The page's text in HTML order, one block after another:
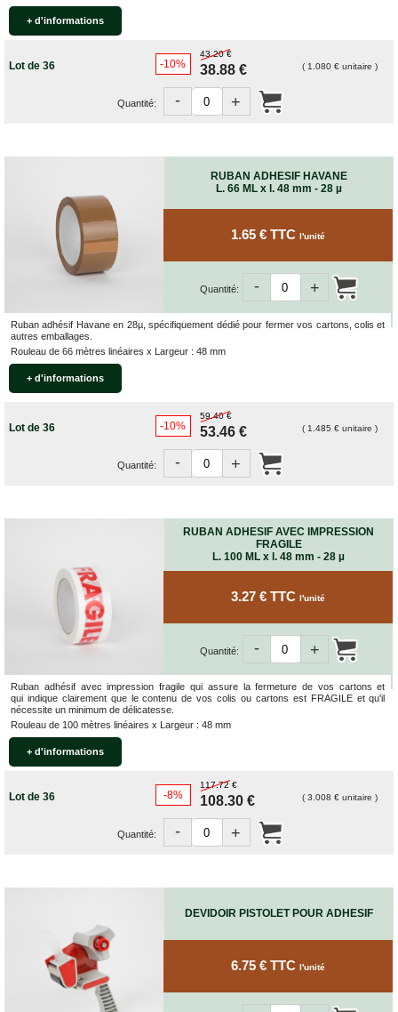
+ d'informations
Lot de 36 -10%
43.20 €
38.88 € ( 1.080 € unitaire )
Quantité: +
-
RUBAN ADHESIF HAVANE
L. 66 ML x l. 48 mm - 28 µ
Ruban adhésif Havane en 28µ, spécifiquement dédié pour fermer vos cartons, colis et
autres emballages.
Rouleau de 66 mètres linéaires x Largeur : 48 mm
+ d'informations
1.65 € TTC l'unité
Quantité: +
-
Lot de 36 -10%
59.40 €
53.46 € ( 1.485 € unitaire )
Quantité: +
-
RUBAN ADHESIF AVEC IMPRESSION
FRAGILE
L. 100 ML x l. 48 mm - 28 µ
Ruban adhésif avec impression fragile qui assure la fermeture de vos cartons et
qui indique clairement que le contenu de vos colis ou cartons est FRAGILE et qu'il
nécessite un minimum de délicatesse.
Rouleau de 100 mètres linéaires x Largeur : 48 mm
+ d'informations
3.27 € TTC l'unité
Quantité: +
-
Lot de 36 -8%
117.72 €
108.30 € ( 3.008 € unitaire )
Quantité: +
-
DEVIDOIR PISTOLET POUR ADHESIF
6.75 € TTC l'unité